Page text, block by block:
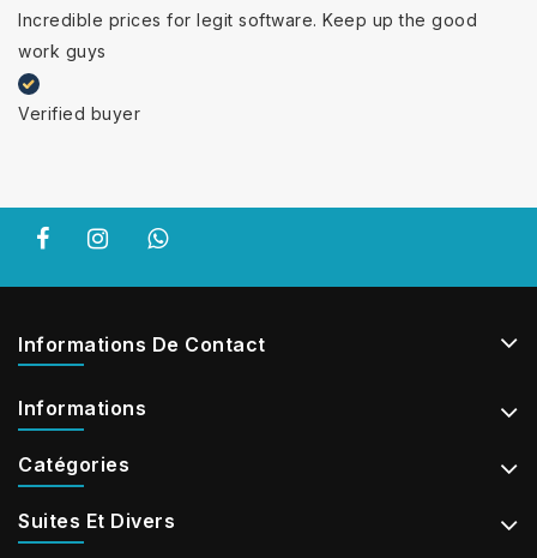
Incredible prices for legit software. Keep up the good
work guys
Verified buyer
Informations De Contact
Informations
Catégories
Suites Et Divers